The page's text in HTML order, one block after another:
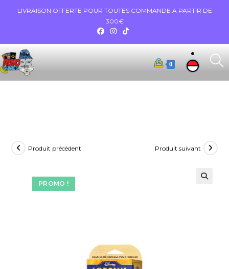
LIVRAISON OFFERTE POUR TOUTES COMMANDE A PARTIR DE
300€
0
PROMO !
Produit précédent Produit suivant